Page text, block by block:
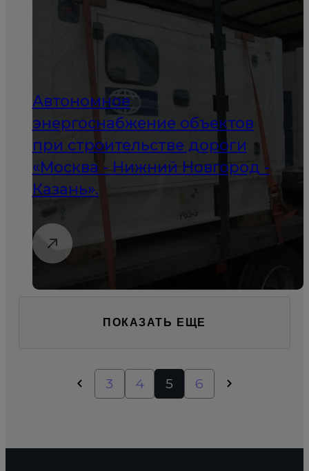
Автономное
энергоснабжение объектов
при строительстве дороги
«Москва - Нижний Новгород -
Казань».
ПОКАЗАТЬ ЕЩЕ
3 4 5 6